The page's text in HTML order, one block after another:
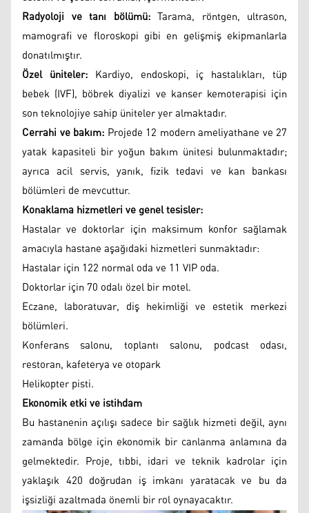
Radyoloji ve tanı bölümü:Tarama, röntgen, ultrason,
mamografi ve floroskopi gibi en gelişmiş ekipmanlarla
donatılmıştır.
Özel üniteler: Kardiyo, endoskopi, iç hastalıkları, tüp
bebek (IVF), böbrek diyalizi ve kanser kemoterapisi için
son teknolojiye sahip üniteler yer almaktadır.
Cerrahi ve bakım: Projede 12 modern ameliyathane ve 27
yatak kapasiteli bir yoğun bakım ünitesi bulunmaktadır;
ayrıca acil servis, yanık, fizik tedavi ve kan bankası
bölümleri de mevcuttur.
Konaklama hizmetleri ve genel tesisler:
Hastalar ve doktorlar için maksimum konfor sağlamak
amacıyla hastane aşağıdaki hizmetleri sunmaktadır:
Hastalar için 122 normal oda ve 11 VIP oda.
Doktorlar için 70 odalı özel bir motel.
Eczane, laboratuvar, diş hekimliği ve estetik merkezi
bölümleri.
Konferans salonu, toplantı salonu, podcast odası,
restoran, kafeterya ve otopark
Helikopter pisti.
Ekonomik etki ve istihdam
Bu hastanenin açılışı sadece bir sağlık hizmeti değil, aynı
zamanda bölge için ekonomik bir canlanma anlamına da
gelmektedir. Proje, tıbbi, idari ve teknik kadrolar için
yaklaşık 420 doğrudan iş imkanı yaratacak ve bu da
işsizliği azaltmada önemli bir rol oynayacaktır.